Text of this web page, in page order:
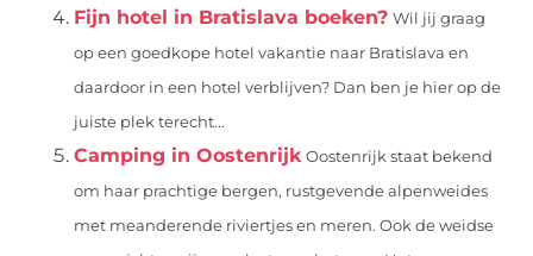
Fijn hotel in Bratislava boeken? Wil jij graag
op een goedkope hotel vakantie naar Bratislava en
daardoor in een hotel verblijven? Dan ben je hier op de
juiste plek terecht...
Camping in Oostenrijk Oostenrijk staat bekend
om haar prachtige bergen, rustgevende alpenweides
met meanderende riviertjes en meren. Ook de weidse